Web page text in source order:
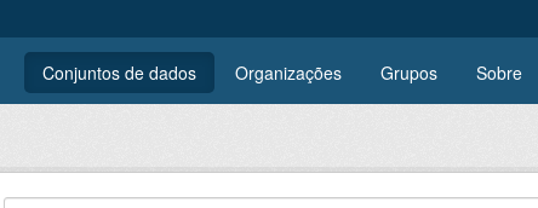
Conjuntos de dados Organizações Grupos Sobre